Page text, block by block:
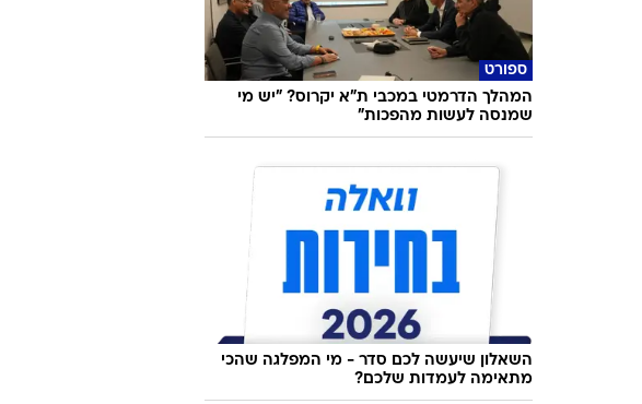
תיירות
אירופה בלי התורים: 10 ערים קסומות
שהישראלים עדיין לא גילו
המהלך הדרמטי במכבי ת"א יקרוס? "יש מי
שמנסה לעשות מהפכות"